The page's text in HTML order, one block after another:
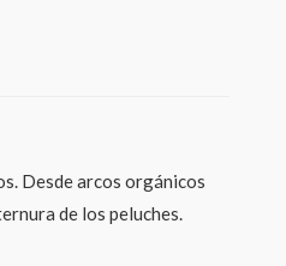
Desde arcos orgánicos
de los peluches.